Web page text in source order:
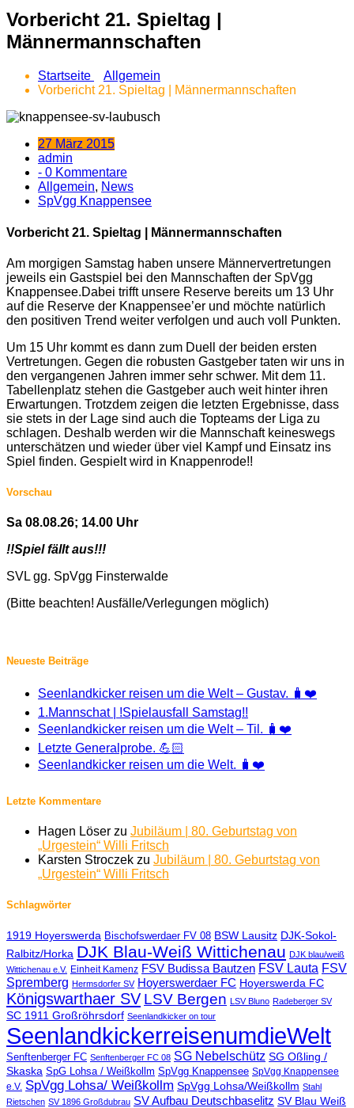
Vorbericht 21. Spieltag |
Männermannschaften
Startseite
Allgemein
Vorbericht 21. Spieltag | Männermannschaften
27 März 2015
admin
- 0 Kommentare
Allgemein, News
SpVgg Knappensee
Vorbericht 21. Spieltag | Männermannschaften
Am morgigen Samstag haben unsere Männervertretungen
jeweils ein Gastspiel bei den Mannschaften der SpVgg
Knappensee.Dabei trifft unsere Reserve bereits um 13 Uhr
auf die Reserve der Knappensee’er und möchte natürlich
den positiven Trend weiter verfolgen und auch voll Punkten.
Um 15 Uhr kommt es dann zum Duell der beiden ersten
Vertretungen. Gegen die robusten Gastgeber taten wir uns in
den vergangenen Jahren immer sehr schwer. Mit dem 11.
Tabellenplatz stehen die Gastgeber auch weit hinter ihren
Erwartungen. Trotzdem zeigen die letzten Ergebnisse, dass
sie stets in der Lage sind auch die Topteams der Liga zu
schlagen. Deshalb werden wir die Mannschaft keineswegs
unterschätzen und wieder über viel Kampf und Einsatz ins
Spiel finden. Gespielt wird in Knappenrode!!
Vorschau
Sa 08.08.26; 14.00 Uhr
!!Spiel fällt aus!!!
SVL gg. SpVgg Finsterwalde
(Bitte beachten! Ausfälle/Verlegungen möglich)
Neueste Beiträge
Seenlandkicker reisen um die Welt – Gustav. 🧳❤️
1.Mannschat | !Spielausfall Samstag!!
Seenlandkicker reisen um die Welt – Til. 🧳❤️
Letzte Generalprobe. 💪🏻
Seenlandkicker reisen um die Welt. 🧳❤️
Letzte Kommentare
Hagen Löser zu Jubiläum | 80. Geburtstag von
„Urgestein“ Willi Fritsch
Karsten Stroczek zu Jubiläum | 80. Geburtstag von
„Urgestein“ Willi Fritsch
Schlagwörter
1919 Hoyerswerda Bischofswerdaer FV 08 BSW Lausitz DJK-Sokol-
Ralbitz/Horka DJK Blau-Weiß Wittichenau DJK blau/weiß
Wittichenau e.V. Einheit Kamenz FSV Budissa Bautzen FSV Lauta FSV
Spremberg Hermsdorfer SV Hoyerswerdaer FC Hoyerswerda FC
Königswarthaer SV LSV Bergen LSV Bluno Radeberger SV
SC 1911 Großröhrsdorf Seenlandkicker on tour
SeenlandkickerreisenumdieWelt
Senftenberger FC Senftenberger FC 08 SG Nebelschütz SG Oßling /
Skaska SpG Lohsa / Weißkollm SpVgg Knappensee SpVgg Knappensee
e.V. SpVgg Lohsa/ Weißkollm SpVgg Lohsa/Weißkollm Stahl
Rietschen SV 1896 Großdubrau SV Aufbau Deutschbaselitz SV Blau Weiß